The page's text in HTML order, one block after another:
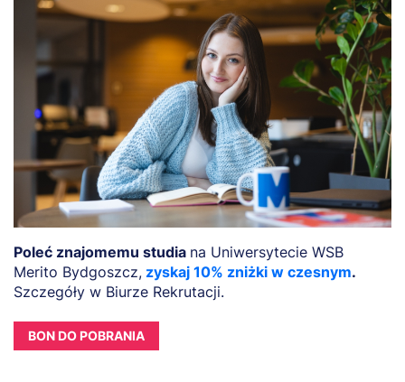
Poleć znajomemu studia na Uniwersytecie WSB
Merito Bydgoszcz, zyskaj 10% zniżki w czesnym.
Szczegóły w Biurze Rekrutacji.
BON DO POBRANIA